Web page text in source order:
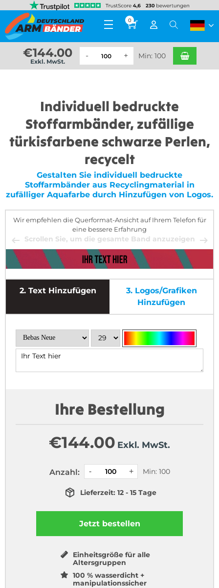
0
€144.00
Exkl. MwSt.
Min: 100
Individuell bedruckte
Stoffarmbänder, zufällige
türkisfarbene schwarze Perlen,
recycelt
Gestalten Sie individuell bedruckte
Stoffarmbänder aus Recyclingmaterial in
zufälliger Aquafarbe durch Hinzufügen von Logos.
Wir empfehlen die Querformat-Ansicht auf Ihrem Telefon für
eine bessere Erfahrung
Scrollen Sie, um die gesamte Band anzuzeigen
2. Text Hinzufügen 3. Logos/Grafiken
Hinzufügen
Ihre Bestellung
€144.00 Exkl. MwSt.
Anzahl: Min: 100
Lieferzeit: 12 - 15 Tage
Jetzt bestellen
Einheitsgröße für alle
Altersgruppen
100 % wasserdicht +
manipulationssicher